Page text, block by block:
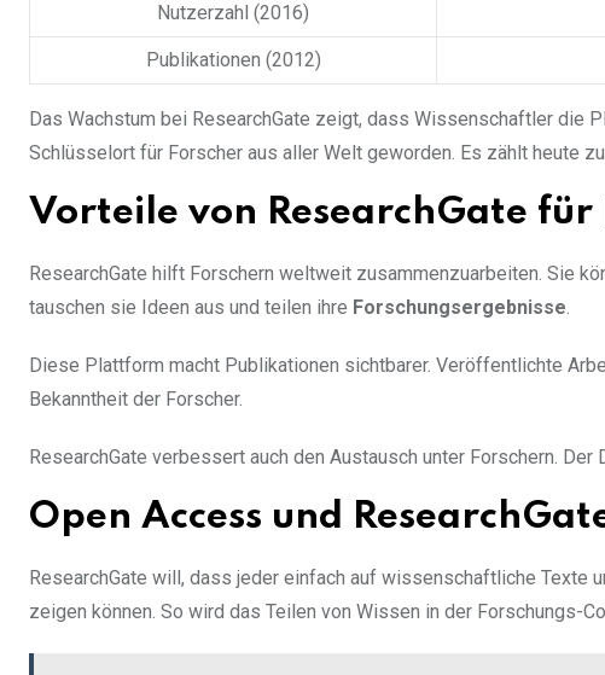
Nutzerzahl (2016)
Publikationen (2012)
Das Wachstum bei ResearchGate zeigt, dass Wissenschaftler die
Schlüsselort für Forscher aus aller Welt geworden. Es zählt heute
Vorteile von ResearchGate für
ResearchGate hilft Forschern weltweit zusammenzuarbeiten. Sie
tauschen sie Ideen aus und teilen ihre Forschungsergebnisse.
Diese Plattform macht Publikationen sichtbarer. Veröffentlichte
Bekanntheit der Forscher.
ResearchGate verbessert auch den Austausch unter Forschern.
Open Access und
ResearchGate will, dass jeder einfach auf wissenschaftliche Texte
zeigen können. So wird das Teilen von Wissen in der Forschungs-